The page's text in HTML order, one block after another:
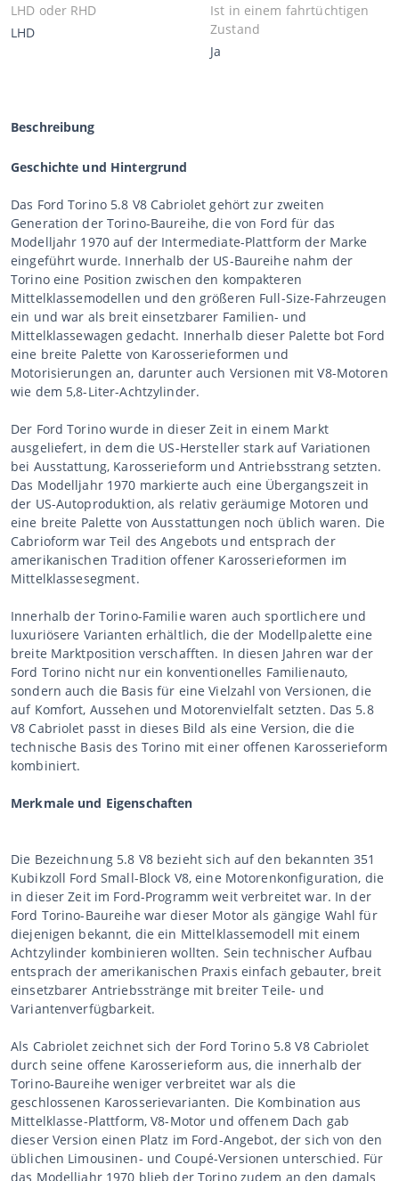
LHD oder RHD
LHD
Ist in einem fahrtüchtigen
Zustand
Ja
Beschreibung
Geschichte und Hintergrund
Das Ford Torino 5.8 V8 Cabriolet gehört zur zweiten
Generation der Torino-Baureihe, die von Ford für das
Modelljahr 1970 auf der Intermediate-Plattform der Marke
eingeführt wurde. Innerhalb der US-Baureihe nahm der
Torino eine Position zwischen den kompakteren
Mittelklassemodellen und den größeren Full-Size-Fahrzeugen
ein und war als breit einsetzbarer Familien- und
Mittelklassewagen gedacht. Innerhalb dieser Palette bot Ford
eine breite Palette von Karosserieformen und
Motorisierungen an, darunter auch Versionen mit V8-Motoren
wie dem 5,8-Liter-Achtzylinder.
Der Ford Torino wurde in dieser Zeit in einem Markt
ausgeliefert, in dem die US-Hersteller stark auf Variationen
bei Ausstattung, Karosserieform und Antriebsstrang setzten.
Das Modelljahr 1970 markierte auch eine Übergangszeit in
der US-Autoproduktion, als relativ geräumige Motoren und
eine breite Palette von Ausstattungen noch üblich waren. Die
Cabrioform war Teil des Angebots und entsprach der
amerikanischen Tradition offener Karosserieformen im
Mittelklassesegment.
Innerhalb der Torino-Familie waren auch sportlichere und
luxuriösere Varianten erhältlich, die der Modellpalette eine
breite Marktposition verschafften. In diesen Jahren war der
Ford Torino nicht nur ein konventionelles Familienauto,
sondern auch die Basis für eine Vielzahl von Versionen, die
auf Komfort, Aussehen und Motorenvielfalt setzten. Das 5.8
V8 Cabriolet passt in dieses Bild als eine Version, die die
technische Basis des Torino mit einer offenen Karosserieform
kombiniert.
Merkmale und Eigenschaften
Die Bezeichnung 5.8 V8 bezieht sich auf den bekannten 351
Kubikzoll Ford Small-Block V8, eine Motorenkonfiguration, die
in dieser Zeit im Ford-Programm weit verbreitet war. In der
Ford Torino-Baureihe war dieser Motor als gängige Wahl für
diejenigen bekannt, die ein Mittelklassemodell mit einem
Achtzylinder kombinieren wollten. Sein technischer Aufbau
entsprach der amerikanischen Praxis einfach gebauter, breit
einsetzbarer Antriebsstränge mit breiter Teile- und
Variantenverfügbarkeit.
Als Cabriolet zeichnet sich der Ford Torino 5.8 V8 Cabriolet
durch seine offene Karosserieform aus, die innerhalb der
Torino-Baureihe weniger verbreitet war als die
geschlossenen Karosserievarianten. Die Kombination aus
Mittelklasse-Plattform, V8-Motor und offenem Dach gab
dieser Version einen Platz im Ford-Angebot, der sich von den
üblichen Limousinen- und Coupé-Versionen unterschied. Für
das Modelljahr 1970 blieb der Torino zudem an den damals